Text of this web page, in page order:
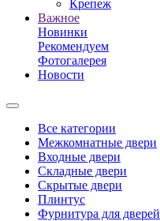
Крепеж
Важное
Новинки
Рекомендуем
Фотогалерея
Новости
Все категории
Межкомнатные двери
Входные двери
Складные двери
Скрытые двери
Плинтус
Фурнитура для дверей